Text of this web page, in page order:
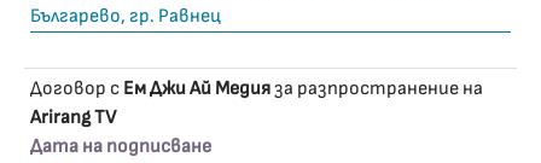
Българево, гр. Равнец
Договор с Ем Джи Ай Медияза разпространение на
Arirang TV
Дата на подписване